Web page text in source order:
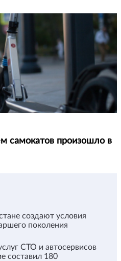
самокатов произошло в
создают условия
поколения
СТО и автосервисов
составил 180